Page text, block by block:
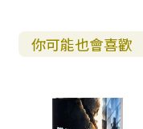
你可能也會喜歡